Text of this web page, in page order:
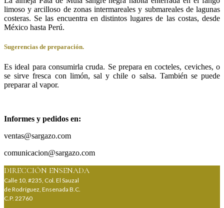
limoso y arcilloso de zonas intermareales y submareales de lagunas
costeras. Se las encuentra en distintos lugares de las costas, desde
México hasta Perú.
Sugerencias de preparación.
Es ideal para consumirla cruda. Se prepara en cocteles, ceviches, o
se sirve fresca con limón, sal y chile o salsa. También se puede
preparar al vapor.
Informes y pedidos en:
ventas@sargazo.com
comunicacion@sargazo.com
DIRECCIÓN ENSENADA
Calle 10, #235, Col. El Sauzal
de Rodríguez, Ensenada B.C.
C.P. 22760